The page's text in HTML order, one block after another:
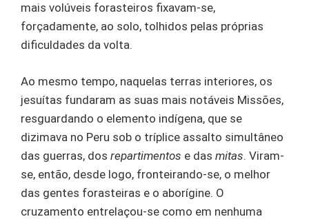
mais volúveis forasteiros fixavam-se,
forçadamente, ao solo, tolhidos pelas próprias
dificuldades da volta.
Ao mesmo tempo, naquelas terras interiores, os
jesuítas fundaram as suas mais notáveis Missões,
resguardando o elemento indígena, que se
dizimava no Peru sob o tríplice assalto simultâneo
das guerras, dos repartimentos e das mitas. Viram-
se, então, desde logo, fronteirando-se, o melhor
das gentes forasteiras e o aborígine. O
cruzamento entrelaçou-se como em nenhuma